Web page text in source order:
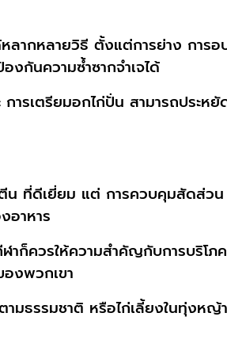
ากหลายวิธี ตั้งแต่การย่าง การ
งกันความซ้ำซากจำเจได้
รเตรียมอกไก่ปั่น สามารถประหยั
น ที่ดีเยี่ยม แต่ การควบคุมสัดส่ว
อาหาร
ก็ควรให้ความสำคัญกับการบริโภ
งพวกเขา
ธรรมชาติ หรือไก่เลี้ยงในทุ่งหญ้